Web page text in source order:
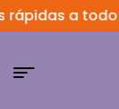
a todo